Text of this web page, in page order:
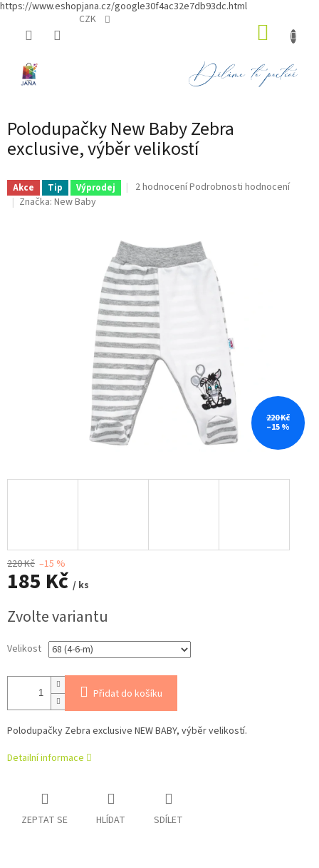
https://www.eshopjana.cz/google30f4ac32e7db93dc.html
CZK
Polodupačky New Baby Zebra
exclusive, výběr velikostí
Akce Tip Výprodej
Průměrné
z
5
hvězdiček.
2 hodnoceníPodrobnosti hodnocení
Značka: New Baby
220 Kč
–15 %
220 Kč –15 %
185 Kč / ks
cena:
Zvolte variantu
Velikost
Přidat do košíku
Polodupačky Zebra exclusive NEW BABY, výběr velikostí.
Detailní informace
ZEPTAT SE HLÍDAT SDÍLET